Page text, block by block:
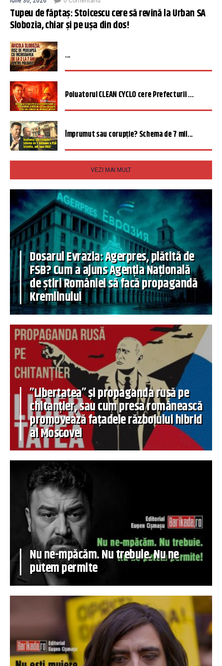
Tupeu de făptaș: Stoicescu cere să revină la Urban SA
Slobozia, chiar și pe ușa din dos!
...
Poluatorul CLEAN CYCLO cere Prefecturii ...
Împrumut sau corupție? Schema de 7 mil...
VEZI MAI MULT
Dosarul Evrazia: Agerpres, plătită de
FSB? Cum a ajuns Agenția Națională
de știri României să facă propagandă
Kremlinului
”Libertatea” și propaganda rusă pe
chitanțier, sau cum presa românească
promovează fațadele războiului hibrid
al Moscovei
Nu ne-mpăcăm. Nu trebuie. Nu ne
putem permite